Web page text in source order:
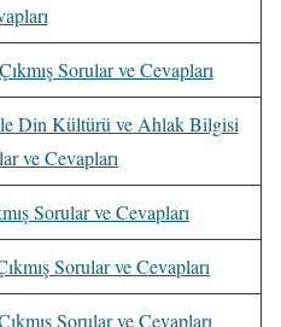
Sorular ve Cevapları
Din Kültürü ve Ahlak Bilgisi
ve Cevapları
Sorular ve Cevapları
Sorular ve Cevapları
Sorular ve Cevapları